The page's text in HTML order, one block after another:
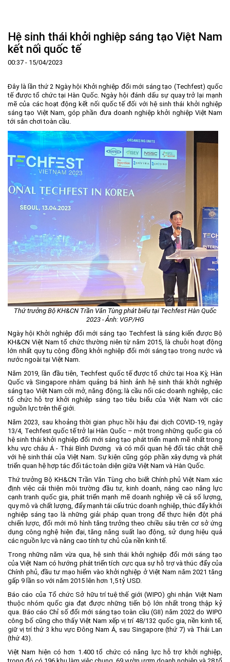
Lịch sử hình thành và phát triển
Tầm nhìn - Sứ mệnh
Cơ cấu tổ chức
Chức năng, nhiệm vụ
Tin tức - sự kiện
Ban Quản lý Khu
Doanh nghiệp
Hợp tác quốc tế
Cách mạng công nghiệp lần thứ 4
Quy hoạch
Quy hoạch khu chức năng
Vị trí
Cơ sở hạ tầng
Cơ chế Một cửa
Nguồn nhân lực
Nhà đầu tư
Hướng dẫn đầu tư ▼
Tiêu chí đầu tư
Lĩnh vực đầu tư
Quản lý và vận hành dự án đầu tư
Các thủ tục hành chính
Doanh nghiệp
Đất đai
Đầu tư
Khu CNC Hòa Lạc
Lao động
Môi trường
Quy hoạch - Xây dựng
Ưu đãi đầu tư
Công nghệ và Sản phẩm
Văn bản khác
Thông báo ▼
Thông báo chung
Tuyển dụng
Công khai ngân sách
Dữ liệu mở
Liên hệ - Liên kết
Liên kết
Liên hệ
Hệ sinh thái khởi nghiệp sáng tạo Việt Nam
kết nối quốc tế
00:37 - 15/04/2023
Đây là lần thứ 2 Ngày hội Khởi nghiệp đổi mới sáng tạo (Techfest) quốc
tế được tổ chức tại Hàn Quốc. Ngày hội đánh dấu sự quay trở lại mạnh
mẽ của các hoạt động kết nối quốc tế đối với hệ sinh thái khởi nghiệp
sáng tạo Việt Nam, góp phần đưa doanh nghiệp khởi nghiệp Việt Nam
tới sân chơi toàn cầu.
Thứ trưởng Bộ KH&CN Trần Văn Tùng phát biểu tại Techfest Hàn Quốc
2023 - Ảnh: VGP/HG
Ngày hội Khởi nghiệp đổi mới sáng tạo Techfest là sáng kiến được Bộ
KH&CN Việt Nam tổ chức thường niên từ năm 2015, là chuỗi hoạt động
lớn nhất quy tụ cộng đồng khởi nghiệp đổi mới sáng tạo trong nước và
nước ngoài tại Việt Nam.
Năm 2019, lần đầu tiên, Techfest quốc tế được tổ chức tại Hoa Kỳ, Hàn
Quốc và Singapore nhằm quảng bá hình ảnh hệ sinh thái khởi nghiệp
sáng tạo Việt Nam cởi mở, năng động; là cầu nối các doanh nghiệp, các
tổ chức hỗ trợ khởi nghiệp sáng tạo tiêu biểu của Việt Nam với các
nguồn lực trên thế giới.
Năm 2023, sau khoảng thời gian phục hồi hậu đại dịch COVID-19, ngày
13/4, Techfest quốc tế trở lại Hàn Quốc – một trong những quốc gia có
hệ sinh thái khởi nghiệp đổi mới sáng tạo phát triển mạnh mẽ nhất trong
khu vực châu Á - Thái Bình Dương và có mối quan hệ đối tác chặt chẽ
với hệ sinh thái của Việt Nam. Sự kiện cũng góp phần xây dựng và phát
triển quan hệ hợp tác đối tác toàn diện giữa Việt Nam và Hàn Quốc.
Thứ trưởng Bộ KH&CN Trần Văn Tùng cho biết Chính phủ Việt Nam xác
định việc cải thiện môi trường đầu tư, kinh doanh, nâng cao năng lực
cạnh tranh quốc gia, phát triển mạnh mẽ doanh nghiệp về cả số lượng,
quy mô và chất lượng, đẩy mạnh tái cấu trúc doanh nghiệp, thúc đẩy khởi
nghiệp sáng tạo là những giải pháp quan trọng để thực hiện đột phá
chiến lược, đổi mới mô hình tăng trưởng theo chiều sâu trên cơ sở ứng
dụng công nghệ hiện đại, tăng năng suất lao động, sử dụng hiệu quả
các nguồn lực và nâng cao tính tự chủ của nền kinh tế.
Trong những năm vừa qua, hệ sinh thái khởi nghiệp đổi mới sáng tạo
của Việt Nam có hướng phát triển tích cực qua sự hỗ trợ và thúc đẩy của
Chính phủ, đầu tư mạo hiểm vào khởi nghiệp ở Việt Nam năm 2021 tăng
gấp 9 lần so với năm 2015 lên hơn 1,5 tỷ USD.
Báo cáo của Tổ chức Sở hữu trí tuệ thế giới (WIPO) ghi nhận Việt Nam
thuộc nhóm quốc gia đạt được những tiến bộ lớn nhất trong thập kỷ
qua. Báo cáo Chỉ số đổi mới sáng tạo toàn cầu (GII) năm 2022 do WIPO
công bố cũng cho thấy Việt Nam xếp vị trí 48/132 quốc gia, nền kinh tế,
giữ vị trí thứ 3 khu vực Đông Nam Á, sau Singapore (thứ 7) và Thái Lan
(thứ 43).
Việt Nam hiện có hơn 1.400 tổ chức có năng lực hỗ trợ khởi nghiệp,